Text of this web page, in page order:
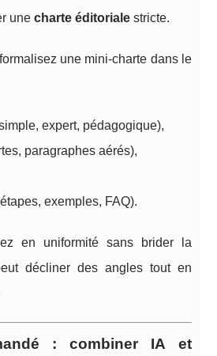
une charte éditoriale stricte.
une mini-charte dans le
expert, pédagogique),
paragraphes aérés),
exemples, FAQ).
en uniformité sans brider la
décliner des angles tout en
: combiner IA et